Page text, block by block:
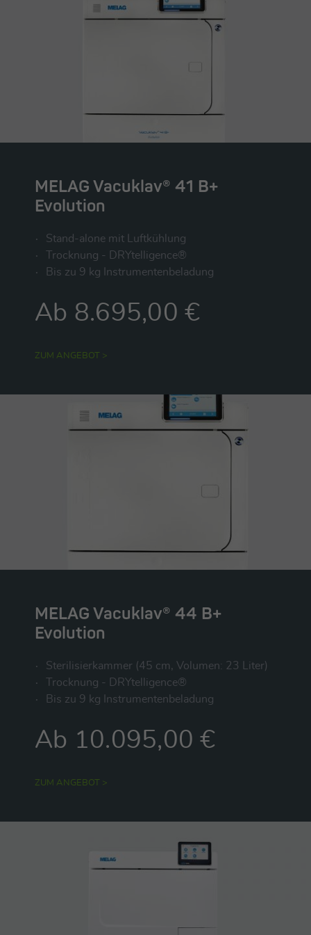
MELAG Vacuklav® 41 B+
Evolution
Stand-alone mit Luftkühlung
Trocknung - DRYtelligence®
Bis zu 9 kg Instrumentenbeladung
Ab 8.695,00 €
ZUM ANGEBOT >
MELAG Vacuklav® 44 B+
Evolution
Sterilisierkammer (45 cm, Volumen: 23 Liter)
Trocknung - DRYtelligence®
Bis zu 9 kg Instrumentenbeladung
Ab 10.095,00 €
ZUM ANGEBOT >